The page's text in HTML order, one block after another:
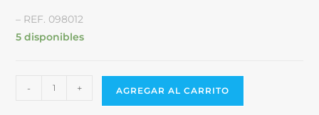
– REF. 098012
5 disponibles
- + AGREGAR AL CARRITO